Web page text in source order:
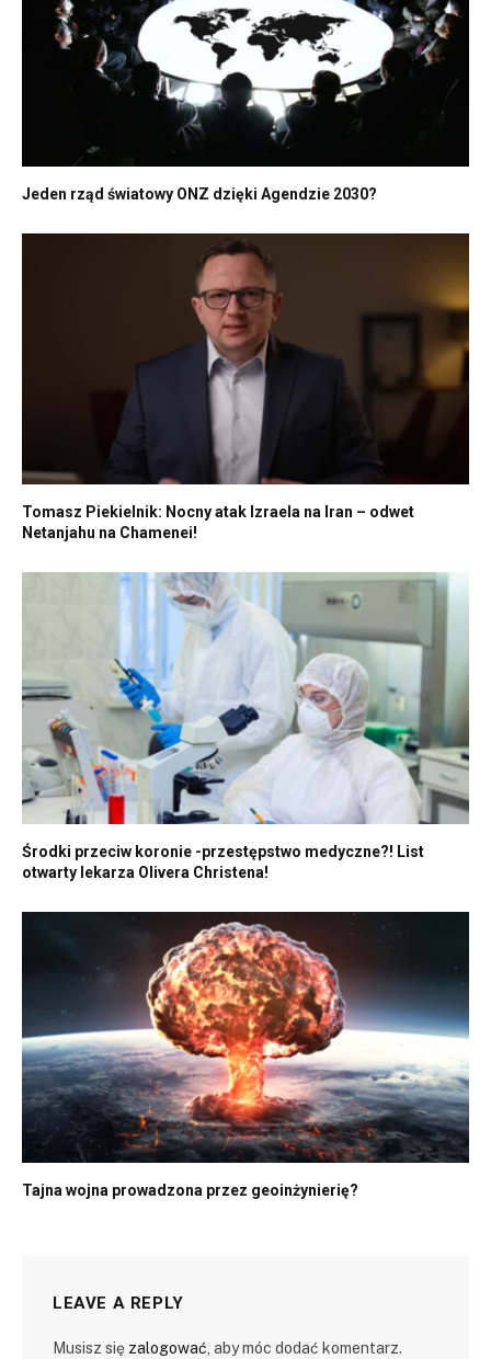
Jeden rząd światowy ONZ dzięki Agendzie 2030?
Tomasz Piekielnik: Nocny atak Izraela na Iran – odwet
Netanjahu na Chamenei!
Środki przeciw koronie -przestępstwo medyczne?! List
otwarty lekarza Olivera Christena!
Tajna wojna prowadzona przez geoinżynierię?
LEAVE A REPLY
Musisz się zalogować, aby móc dodać komentarz.